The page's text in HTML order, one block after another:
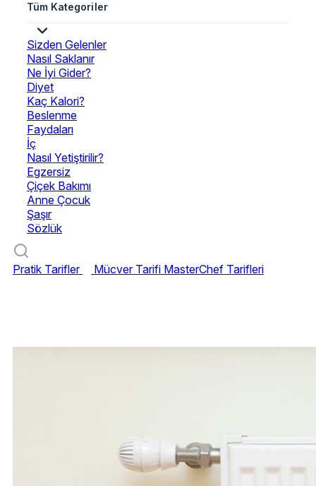
Tüm Kategoriler
Sizden Gelenler
Nasıl Saklanır
Ne İyi Gider?
Diyet
Kaç Kalori?
Beslenme
Faydaları
İç
Nasıl Yetiştirilir?
Egzersiz
Çiçek Bakımı
Anne Çocuk
Şaşır
Sözlük
Pratik Tarifler Mücver Tarifi MasterChef Tarifleri